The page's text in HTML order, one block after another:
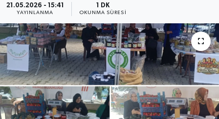
21.05.2026 - 15:41
YAYINLANMA
1 DK
OKUNMA SÜRESI
Sağlık
Kültür & Sanat